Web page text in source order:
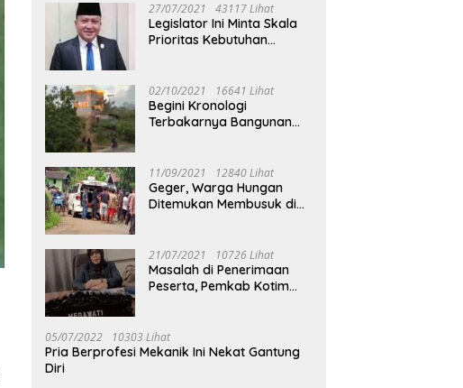
27/07/2021 43117 Lihat
Legislator Ini Minta Skala
Prioritas Kebutuhan
02/10/2021 16641 Lihat
Begini Kronologi
Terbakarnya Bangunan
11/09/2021 12840 Lihat
Geger, Warga Hungan
Ditemukan Membusuk di
21/07/2021 10726 Lihat
Masalah di Penerimaan
Peserta, Pemkab Kotim
05/07/2022 10303 Lihat
Pria Berprofesi Mekanik Ini Nekat Gantung
Diri